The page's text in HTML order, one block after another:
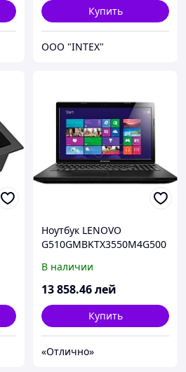
Купить
OOO "INTEX"
Ноутбук LENOVO
G510GMBKTX3550M4G500
В наличии
13 858.46лей
Купить
«Отлично»